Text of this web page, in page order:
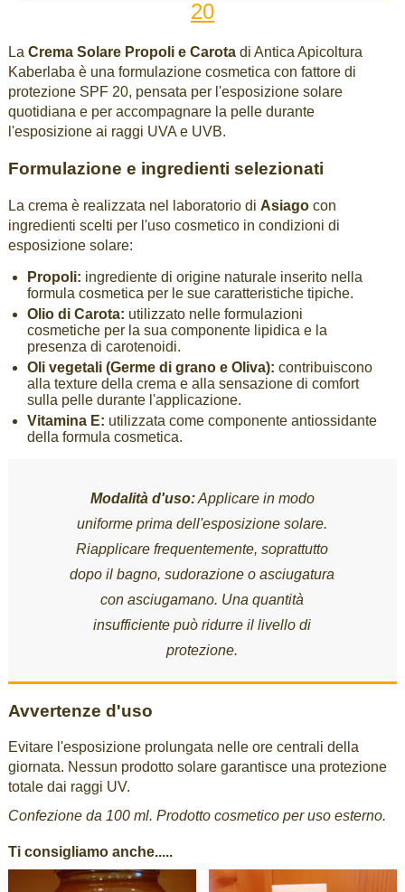
20
La Crema Solare Propoli e Carotadi Antica Apicoltura
Kaberlaba è una formulazione cosmetica con fattore di
protezione SPF 20, pensata per l'esposizione solare
quotidiana e per accompagnare la pelle durante
l'esposizione ai raggi UVA e UVB.
Formulazione e ingredienti selezionati
La crema è realizzata nel laboratorio di Asiagocon
ingredienti scelti per l'uso cosmetico in condizioni di
esposizione solare:
Propoli: ingrediente di origine naturale inserito nella
formula cosmetica per le sue caratteristiche tipiche.
Olio di Carota: utilizzato nelle formulazioni
cosmetiche per la sua componente lipidica e la
presenza di carotenoidi.
Oli vegetali (Germe di grano e Oliva): contribuiscono
alla texture della crema e alla sensazione di comfort
sulla pelle durante l'applicazione.
Vitamina E: utilizzata come componente antiossidante
della formula cosmetica.
Modalità d'uso:Applicare in modo
uniforme prima dell'esposizione solare.
Riapplicare frequentemente, soprattutto
dopo il bagno, sudorazione o asciugatura
con asciugamano. Una quantità
insufficiente può ridurre il livello di
protezione.
Avvertenze d'uso
Evitare l'esposizione prolungata nelle ore centrali della
giornata. Nessun prodotto solare garantisce una protezione
totale dai raggi UV.
Confezione da 100 ml. Prodotto cosmetico per uso esterno.
Ti consigliamo anche.....